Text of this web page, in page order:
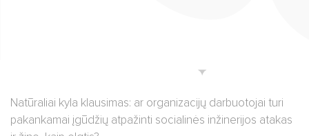
Natūraliai kyla klausimas: ar organizacijų darbuotojai turi
pakankamai įgūdžių atpažinti socialinės inžinerijos atakas